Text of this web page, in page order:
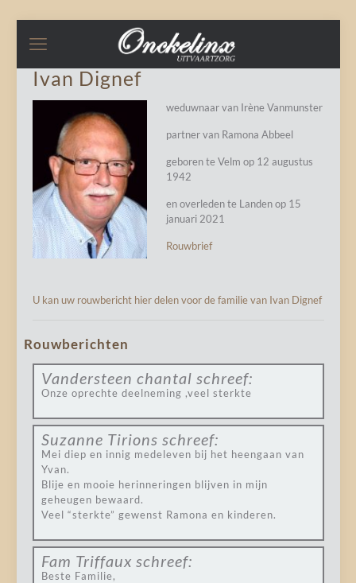
Ivan Dignef
weduwnaar van Irène Vanmunster
partner van Ramona Abbeel
geboren te Velm op 12 augustus
1942
en overleden te Landen op 15
januari 2021
Rouwbrief
U kan uw rouwbericht hier delen voor de familie van Ivan Dignef
Rouwberichten
Vandersteen chantal schreef:
Onze oprechte deelneming ,veel sterkte
Suzanne Tirions schreef:
Mei diep en innig medeleven bij het heengaan van
Yvan.
Blije en mooie herinneringen blijven in mijn
geheugen bewaard.
Veel “sterkte” gewenst Ramona en kinderen.
Fam Triffaux schreef:
Beste Familie,